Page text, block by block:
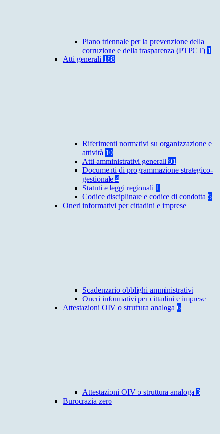
Piano triennale per la prevenzione della
corruzione e della trasparenza (PTPCT) 1
Atti generali 188
Riferimenti normativi su organizzazione e
attività 10
Atti amministrativi generali 91
Documenti di programmazione strategico-
gestionale 4
Statuti e leggi regionali 1
Codice disciplinare e codice di condotta 5
Oneri informativi per cittadini e imprese
Scadenzario obblighi amministrativi
Oneri informativi per cittadini e imprese
Attestazioni OIV o struttura analoga 6
Attestazioni OIV o struttura analoga 3
Burocrazia zero